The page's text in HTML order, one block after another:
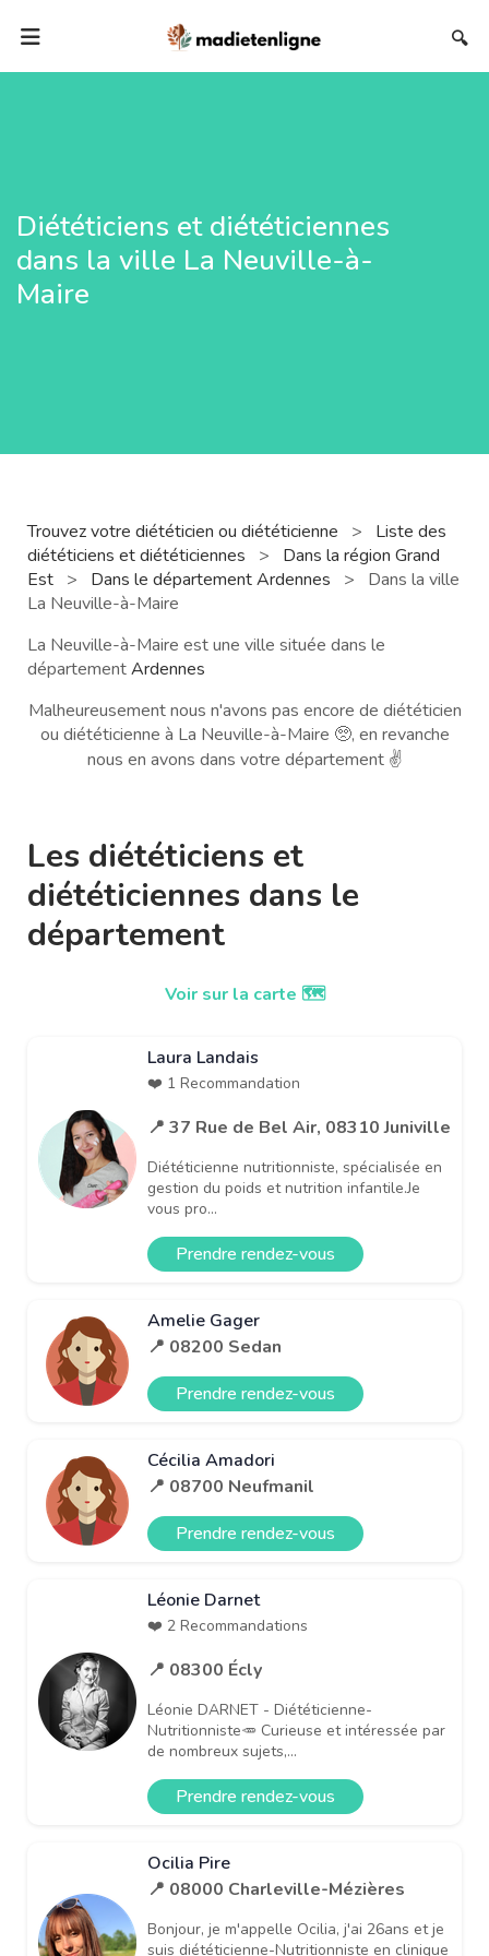
🔍
Diététiciens et diététiciennes
dans la ville La Neuville-à-
Maire
Trouvez votre diététicien ou diététicienne >
Liste des
diététiciens et diététiciennes
>
Dans la région Grand
Est > Dans le département Ardennes >
Dans la ville
La Neuville-à-Maire
La Neuville-à-Maire est une ville située dans le
départementArdennes
Malheureusement nous n'avons pas encore de diététicien
ou diététicienne à La Neuville-à-Maire 🥺, en revanche
nous en avons dans votre département ✌️
Les diététiciens et
diététiciennes dans le
département
Voir sur la carte 🗺️
Laura Landais
❤️ 1 Recommandation
📍 37 Rue de Bel Air, 08310 Juniville
Diététicienne nutritionniste, spécialisée en
gestion du poids et nutrition infantile.Je
vous pro...
Prendre rendez-vous
Amelie Gager
📍 08200 Sedan
Prendre rendez-vous
Cécilia Amadori
📍 08700 Neufmanil
Prendre rendez-vous
Léonie Darnet
❤️ 2 Recommandations
📍 08300 Écly
Léonie DARNET - Diététicienne-
Nutritionniste🥕 Curieuse et intéressée par
de nombreux sujets,...
Prendre rendez-vous
Ocilia Pire
📍 08000 Charleville-Mézières
Bonjour, je m'appelle Ocilia, j'ai 26ans et je
suis diététicienne-Nutritionniste en clinique